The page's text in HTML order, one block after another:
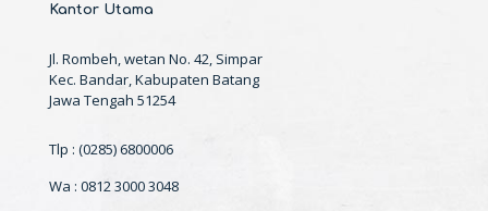
Kantor Utama
Jl. Rombeh, wetan No. 42, Simpar
Kec. Bandar, Kabupaten Batang
Jawa Tengah 51254
Tlp : (0285) 6800006
Wa : 0812 3000 3048